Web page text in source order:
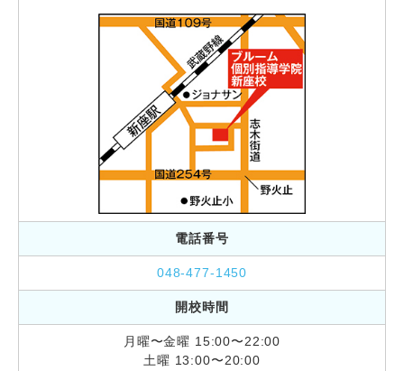
電話番号
048-477-1450
開校時間
月曜〜金曜 15:00〜22:00
土曜 13:00〜20:00